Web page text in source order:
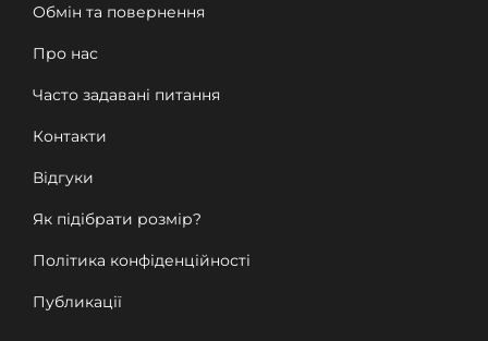
Обмін та повернення
Про нас
Часто задавані питання
Контакти
Відгуки
Як підібрати розмір?
Політика конфіденційності
Публикації